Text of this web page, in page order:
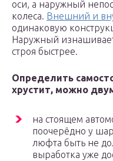
оси, а наружный
колеса. Внешний и
одинаковую
Наружный
строя быстрее.
Определить
хрустит, можно
на стоящем
поочерёдно у
люфта быть не
выработка уже